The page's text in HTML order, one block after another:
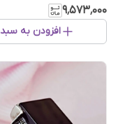
۹٬۵۷۳٬۰۰۰
افزودن به سبد